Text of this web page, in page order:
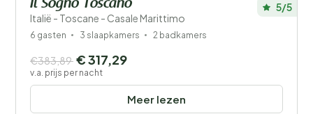
Filters opslaan
Il Sogno Toscano
Italië - Toscane - Casale Marittimo
5/5
6 gasten 3 slaapkamers 2 badkamers
Meer lezen
€383,89 € 317,29
v.a. prijs per nacht